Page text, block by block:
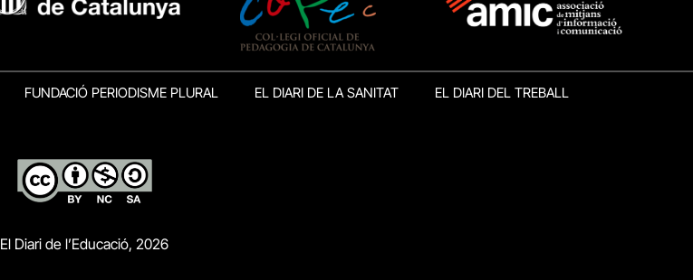
FUNDACIÓ PERIODISME PLURAL EL DIARI DE LA SANITAT EL DIARI DEL TREBALL
El Diari de l’Educació, 2026